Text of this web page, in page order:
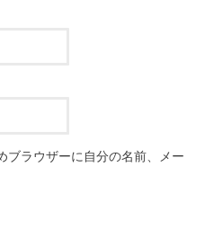
ブラウザーに自分の名前、メー